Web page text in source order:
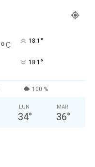
°C 18.1 °
18.1 °
100 %
LUN
34°
MAR
36°